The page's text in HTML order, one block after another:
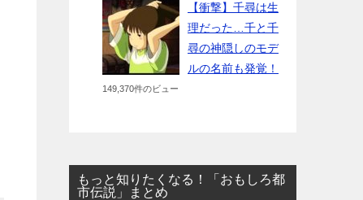
【衝撃】千尋は生
理だった…千と千
尋の神隠しのモデ
ルの名前も発覚！
149,370件のビュー
もっと知りたくなる！「おもしろ都
市伝説」まとめ